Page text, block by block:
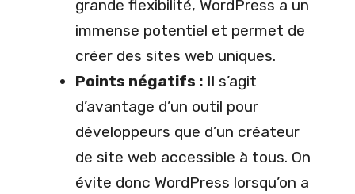
grande flexibilité, WordPress a un
immense potentiel et permet de
créer des sites web uniques.
Points négatifs : Il s’agit
d’avantage d’un outil pour
développeurs que d’un créateur
de site web accessible à tous. On
évite donc WordPress lorsqu’on a